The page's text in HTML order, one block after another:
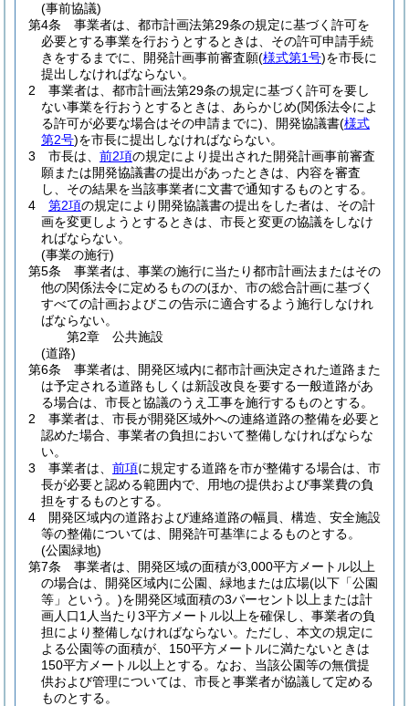
(事前協議)
第4条
事業者は、都市計画法第29条の規定に基づく許可を
必要とする事業を行おうとするときは、その許可申請手続
きをするまでに、開発計画事前審査願(様式第1号)を市長に
提出しなければならない。
2
事業者は、都市計画法第29条の規定に基づく許可を要し
ない事業を行おうとするときは、あらかじめ(関係法令によ
る許可が必要な場合はその申請までに) 、開発協議書(様式
第2号)を市長に提出しなければならない。
3
市長は、 前2項の規定により提出された開発計画事前審査
願または開発協議書の提出があったときは、内容を審査
し、その結果を当該事業者に文書で通知するものとする。
4
第2項の規定により開発協議書の提出をした者は、その計
画を変更しようとするときは、市長と変更の協議をしなけ
ればならない。
(事業の施行)
第5条
事業者は、事業の施行に当たり都市計画法またはその
他の関係法令に定めるもののほか、市の総合計画に基づく
すべての計画およびこの告示に適合するよう施行しなけれ
ばならない。
第2章
公共施設
(道路)
第6条
事業者は、開発区域内に都市計画決定された道路また
は予定される道路もしくは新設改良を要する一般道路があ
る場合は、市長と協議のうえ工事を施行するものとする。
2
事業者は、市長が開発区域外への連絡道路の整備を必要と
認めた場合、事業者の負担において整備しなければならな
い。
3
事業者は、 前項に規定する道路を市が整備する場合は、市
長が必要と認める範囲内で、用地の提供および事業費の負
担をするものとする。
4
開発区域内の道路および連絡道路の幅員、構造、安全施設
等の整備については、開発許可基準によるものとする。
(公園緑地)
第7条
事業者は、開発区域の面積が3,000平方メートル以上
の場合は、開発区域内に公園、緑地または広場(以下「公園
等」という。)を開発区域面積の3パーセント以上または計
画人口1人当たり3平方メートル以上を確保し、事業者の負
担により整備しなければならない。 ただし、本文の規定に
よる公園等の面積が、150平方メートルに満たないときは
150平方メートル以上とする。 なお、当該公園等の無償提
供および管理については、市長と事業者が協議して定める
ものとする。